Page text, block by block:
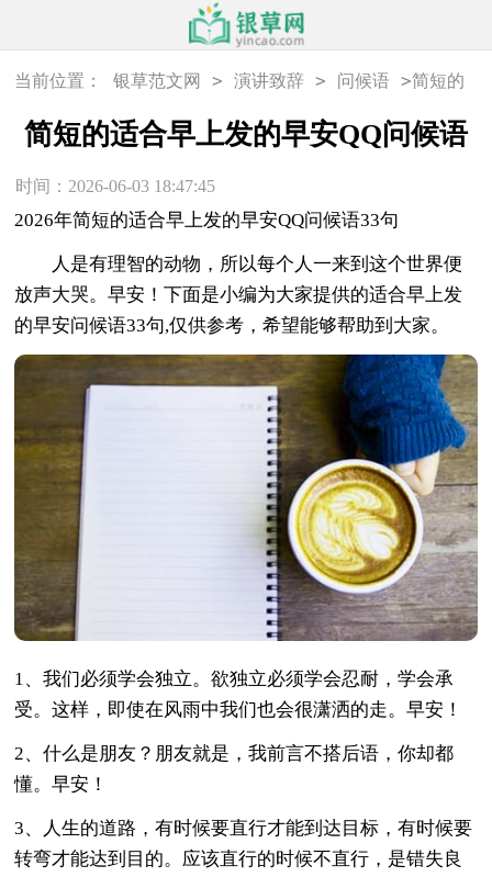
当前位置： 银草范文网 > 演讲致辞 > 问候语 >简短的
适合早上发的早安QQ问候语
简短的适合早上发的早安QQ问候语
时间：2026-06-03 18:47:45
2026年简短的适合早上发的早安QQ问候语33句
人是有理智的动物，所以每个人一来到这个世界便
放声大哭。早安！下面是小编为大家提供的适合早上发
的早安问候语33句,仅供参考，希望能够帮助到大家。
1、我们必须学会独立。欲独立必须学会忍耐，学会承
受。这样，即使在风雨中我们也会很潇洒的走。早安！
2、什么是朋友？朋友就是，我前言不搭后语，你却都
懂。早安！
3、人生的道路，有时候要直行才能到达目标，有时候要
转弯才能达到目的。应该直行的时候不直行，是错失良